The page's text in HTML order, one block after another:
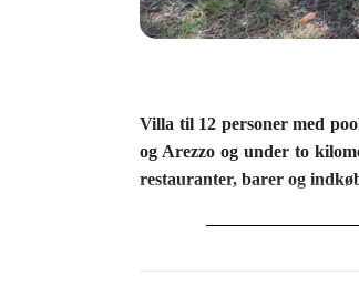
Villa til 12 personer med
og Arezzo og under to
restauranter, barer og
Villa Bellaria er en elegant
og gode muligheder for at